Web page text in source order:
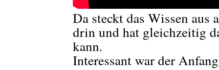
Da steckt das Wissen
drin und hat gleichzeitig
kann.
Interessant war der